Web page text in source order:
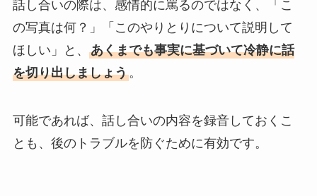
話し合いの際は、感情的に罵るのではなく、「こ
の写真は何？」「このやりとりについて説明して
ほしい」と、 あくまでも事実に基づいて冷静に話
を切り出しましょう。
可能であれば、話し合いの内容を録音しておくこ
とも、後のトラブルを防ぐために有効です。